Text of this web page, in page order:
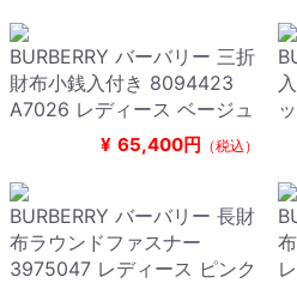
BURBERRY バーバリー 三折
財布小銭入付き 8094423
A7026 レディース ベージュ
¥ 65,400円 （税込）
BURBERRY バーバリー 長財
布ラウンドファスナー
3975047 レディース ピンク